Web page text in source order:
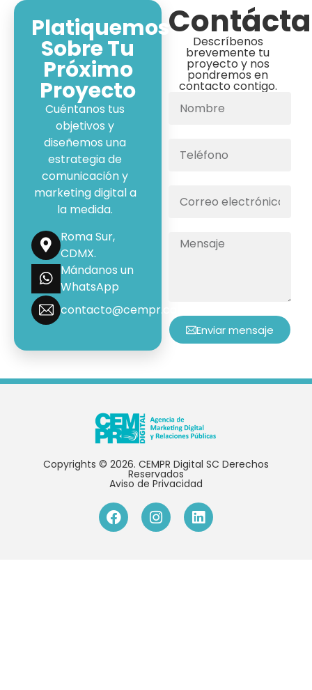
Platiquemos
Sobre Tu
Próximo
Proyecto
Cuéntanos tus
objetivos y
diseñemos una
estrategia de
comunicación y
marketing digital a
la medida.
Roma Sur,
CDMX.
Mándanos un
WhatsApp
contacto@cempr.com.mx
Descríbenos
brevemente tu
proyecto y nos
pondremos en
contacto contigo.
Enviar mensaje
Copyrights © 2026. CEMPR Digital SC Derechos
Reservados
Aviso de Privacidad